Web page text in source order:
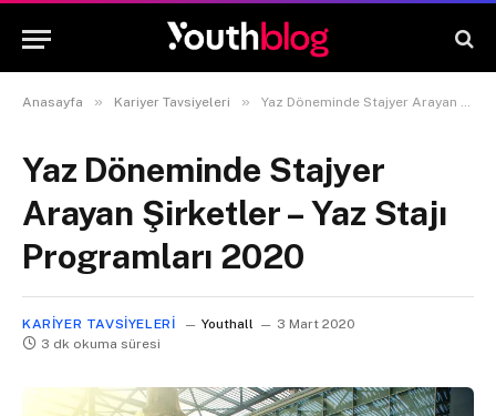
Anasayfa » Kariyer Tavsiyeleri » Yaz Döneminde Stajyer Arayan Şirketler – Yaz Stajı Programları 2020
Yaz Döneminde Stajyer
Arayan Şirketler – Yaz Stajı
Programları 2020
KARIYER TAVSIYELERI Youthall
3 Mart 2020
3 dk okuma süresi